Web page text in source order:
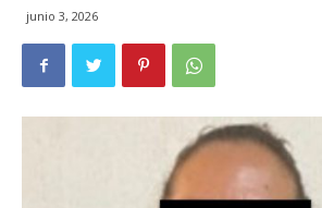
junio 3, 2026